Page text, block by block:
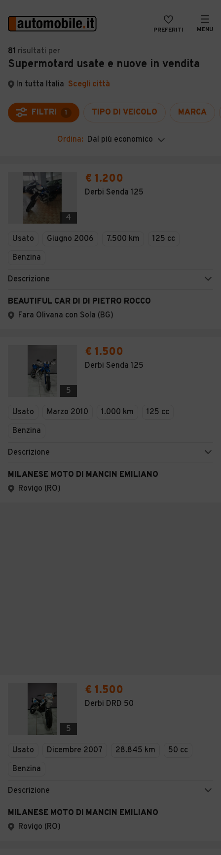
PREFERITI MENU
Auto
Auto usate
Auto Km 0
Auto Nuove
Noleggio a lungo termine
Moto
Camper
Veicoli Commerciali
VENDI
MAGAZINE
ACCEDI
81 risultati per
Supermotard usate e nuove in vendita
In tutta Italia Scegli città
FILTRI 1 TIPO DI VEICOLO MARCA
Ordina: Dal più economico
4
€ 1.200
Derbi Senda 125
Usato Giugno 2006 7.500 km
125 cc
Benzina
Descrizione
BEAUTIFUL CAR DI DI PIETRO ROCCO
Fara Olivana con Sola (BG)
5
€ 1.500
Derbi Senda 125
Usato Marzo 2010 1.000 km
125 cc
Benzina
Descrizione
MILANESE MOTO DI MANCIN EMILIANO
Rovigo (RO)
5
€ 1.500
Derbi DRD 50
Usato Dicembre 2007 28.845 km
50 cc
Benzina
Descrizione
MILANESE MOTO DI MANCIN EMILIANO
Rovigo (RO)